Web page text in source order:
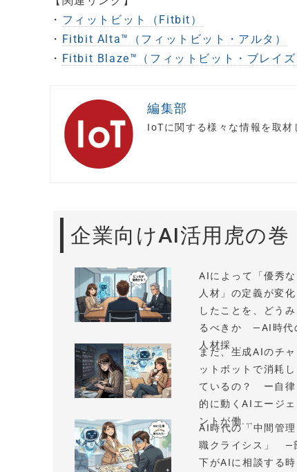
・ フィットビット（Fitbit）
・ Fitbit Alta™（フィットビット・アルタ）
・ Fitbit Blaze™（フィットビット・ブレイズ
編集部
IoTに関する様々な情報を取材
企業向けAI活用虎の巻
AIによって「優秀な
人材」の定義が変化
したことを、どうみ
るべきか —AI時代
人材採...
まだ、生成AIのチャ
ットボットで消耗し
ているの？ ー自律
的に動くAIエージェ
ントが働...
AI時代の「中間管理
職クライシス」 —
下がAIに相談する時